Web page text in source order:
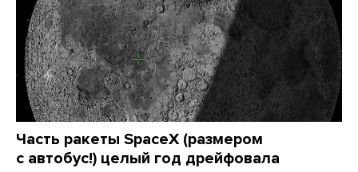
Часть ракеты SpaceX (размером
с автобус!) целый год дрейфовала